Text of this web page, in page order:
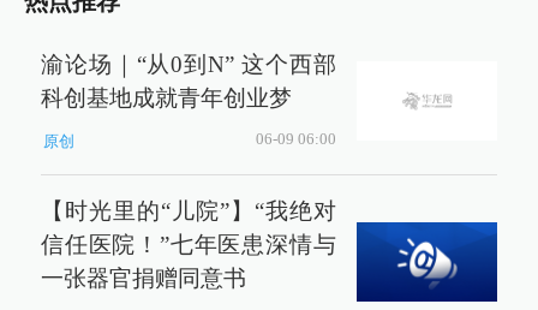
渝论场｜“从0到N” 这个西部
科创基地成就青年创业梦
原创 06-09 06:00
【时光里的“儿院”】“我绝对
信任医院！”七年医患深情与
一张器官捐赠同意书